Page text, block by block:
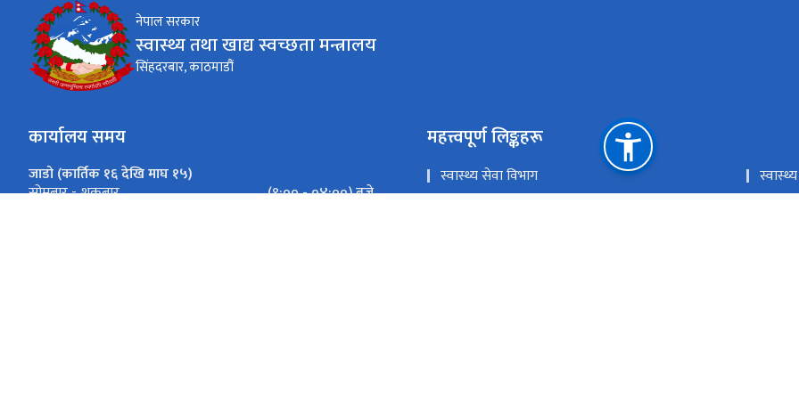
नेपाल सरकार
स्वास्थ्य तथा खाद्य स्वच्छता मन्त्रालय
सिंहदरबार, काठमाडौं
कार्यालय समय
जाडो (कार्तिक १६ देखि माघ १५)
सोमबार - शुक्रबार
(९:०० - ०४:००) बजे
महत्त्वपूर्ण लिङ्कहरू
स्वास्थ्य सेवा विभाग